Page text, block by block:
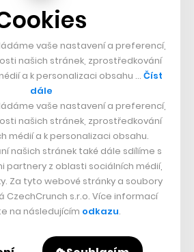
jsou ale také diváci, které Dvě
Mohou být třeba jinak nastavení,“
základě diváckých dojmů, s
nejlépe funguje pro ty, kteří si
vaše nastavení a preferencí,
našich stránek, zprostředkování
a k personalizaci obsahu … Číst
dále
vaše nastavení a preferencí,
našich stránek, zprostředkování
médií a k personalizaci obsahu.
našich stránek také dále sdílíme s
partnery z oblasti sociálních médií,
Za tyto webové stránky a soubory
CzechCrunch s.r.o. Více informací
na následujícím odkazu.